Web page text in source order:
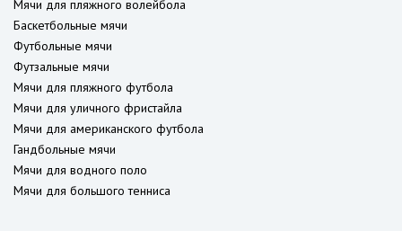
Мячи для пляжного волейбола
Баскетбольные мячи
Футбольные мячи
Футзальные мячи
Мячи для пляжного футбола
Мячи для уличного фристайла
Мячи для американского футбола
Гандбольные мячи
Мячи для водного поло
Мячи для большого тенниса